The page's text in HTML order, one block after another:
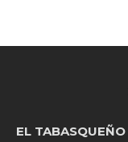
EL TABASQUEÑO